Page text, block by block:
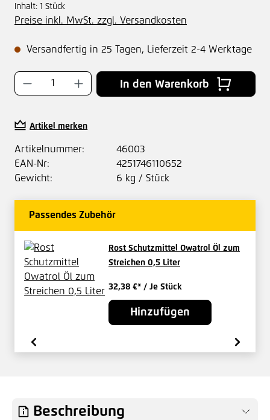
Inhalt: 1 Stück
Preise inkl. MwSt. zzgl. Versandkosten
Versandfertig in 25 Tagen, Lieferzeit 2-4 Werktage
Produkt Anzahl: Gib den gewünschten
In den Warenkorb
Artikel merken
Artikelnummer:
46003
EAN-Nr:
4251746110652
Gewicht:
6 kg / Stück
Passendes Zubehör
Rost Schutzmittel Owatrol Öl zum
Streichen 0,5 Liter
32,38 €* / Je Stück
Hinzufügen
Beschreibung